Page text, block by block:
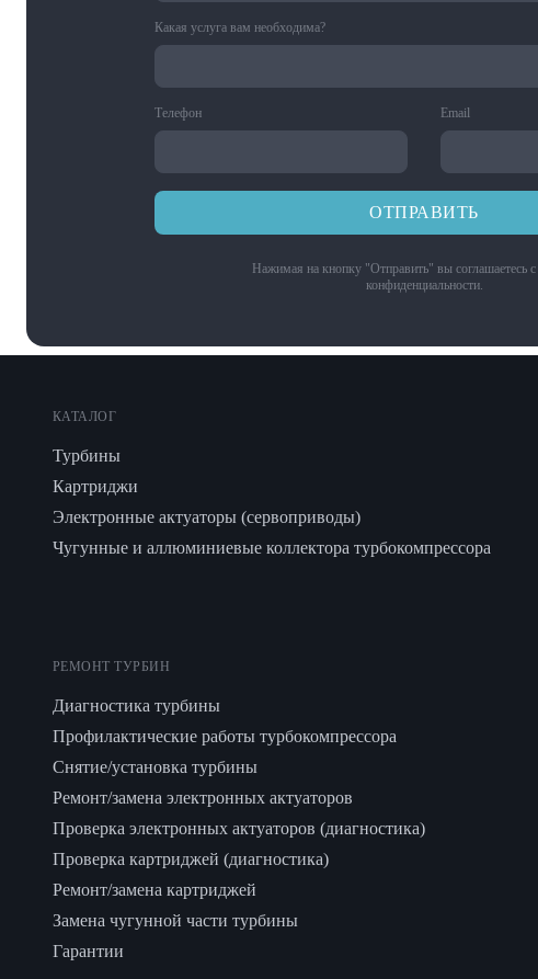
Какая услуга вам необходима?
Телефон Email
ОТПРАВИТЬ
Нажимая на кнопку "Отправить" вы соглашаетесь с
конфиденциальности.
КАТАЛОГ
Турбины
Картриджи
Электронные актуаторы (сервоприводы)
Чугунные и аллюминиевые коллектора турбокомпрессора
РЕМОНТ ТУРБИН
Диагностика турбины
Профилактические работы турбокомпрессора
Снятие/установка турбины
Ремонт/замена электронных актуаторов
Проверка электронных актуаторов (диагностика)
Проверка картриджей (диагностика)
Ремонт/замена картриджей
Замена чугунной части турбины
Гарантии